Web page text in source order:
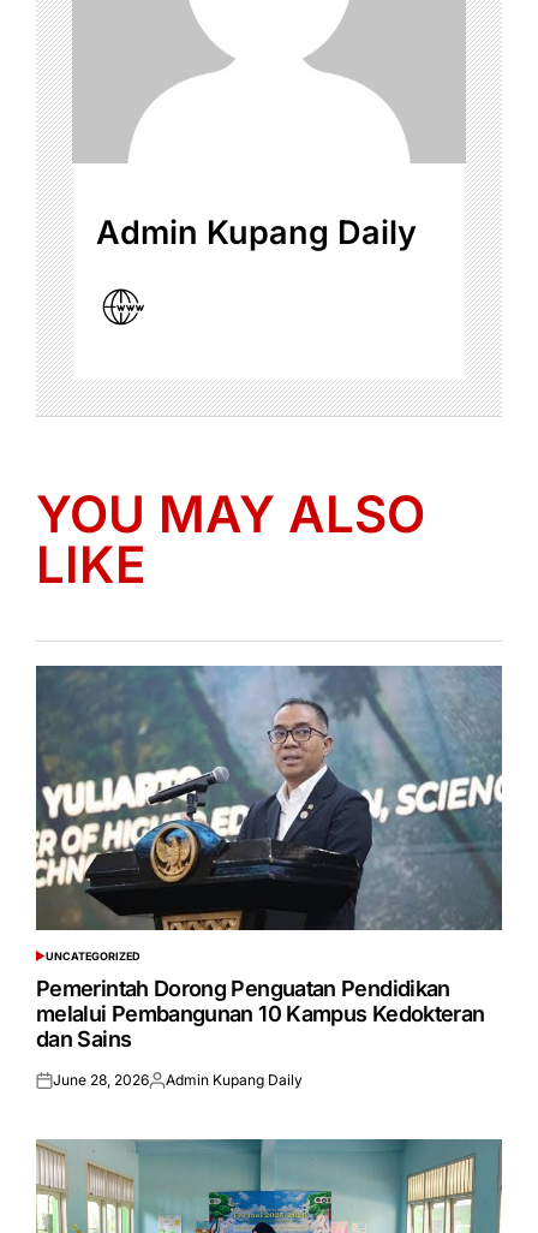
Admin Kupang Daily
YOU MAY ALSO
LIKE
POSTED
IN
UNCATEGORIZED
Pemerintah Dorong Penguatan Pendidikan
melalui Pembangunan 10 Kampus Kedokteran
dan Sains
Posted
June 28, 2026Posted
Admin Kupang Daily